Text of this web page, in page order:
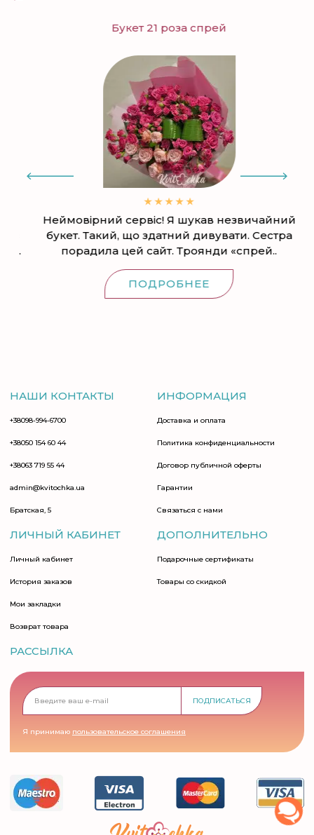
Букет 21 роза спрей
Неймовірний сервіс! Я шукав незвичайний
букет. Такий, що здатний дивувати. Сестра
порадила цей сайт. Троянди «спрей..
ПОДРОБНЕЕ
НАШИ КОНТАКТЫ
+38098-994-6700
+38050 154 60 44
+38063 719 55 44
admin@kvitochka.ua
Братская, 5
ИНФОРМАЦИЯ
Доставка и оплата
Политика конфиденциальности
Договор публичной оферты
Гарантии
Связаться с нами
ЛИЧНЫЙ КАБИНЕТ
Личный кабинет
История заказов
Мои закладки
Возврат товара
ДОПОЛНИТЕЛЬНО
Подарочные сертификаты
Товары со скидкой
РАССЫЛКА
ПОДПИСАТЬСЯ
Я принимаю пользовательское соглашения